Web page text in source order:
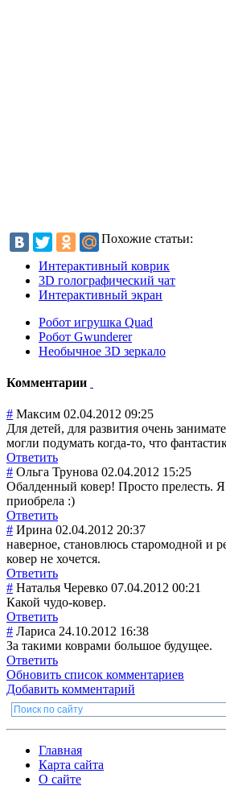
Похожие статьи:
Интерактивный коврик
3D голографический чат
Интерактивный экран
Робот игрушка Quad
Робот Gwunderer
Необычное 3D зеркало
Комментарии
# Максим 02.04.2012 09:25
Для детей, для развития очень
могли подумать когда-то, что
Ответить
# Ольга Трунова 02.04.2012 15:25
Обалденный ковер! Просто прелесть.
приобрела :)
Ответить
# Ирина 02.04.2012 20:37
наверное, становлюсь старомодной и
ковер не хочется.
Ответить
# Наталья Черевко 07.04.2012 00:21
Какой чудо-ковер.
Ответить
# Лариса 24.10.2012 16:38
За такими коврами большое будущее.
Ответить
Обновить список комментариев
Добавить комментарий
Главная
Карта сайта
О сайте